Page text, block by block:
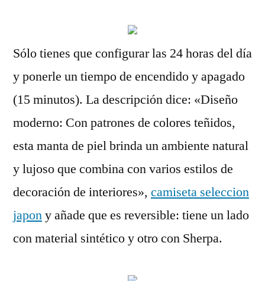
Sólo tienes que configurar las 24 horas del día
y ponerle un tiempo de encendido y apagado
(15 minutos). La descripción dice: «Diseño
moderno: Con patrones de colores teñidos,
esta manta de piel brinda un ambiente natural
y lujoso que combina con varios estilos de
decoración de interiores», camiseta seleccion
japony añade que es reversible: tiene un lado
con material sintético y otro con Sherpa.